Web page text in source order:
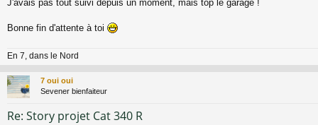
s
a
J'avais pas tout suivi depuis un moment, mais top le garage !
Bonne fin d'attente à toi
En 7, dans le Nord
7 oui oui
Sevener bienfaiteur
Re: Story projet Cat 340 R